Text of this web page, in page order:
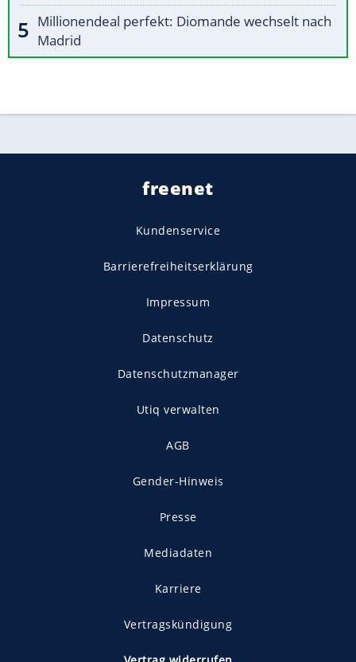
Millionendeal perfekt: Diomande wechselt nach
Madrid
freenet
Kundenservice
Barrierefreiheitserklärung
Impressum
Datenschutz
Datenschutzmanager
Utiq verwalten
AGB
Gender-Hinweis
Presse
Mediadaten
Karriere
Vertragskündigung